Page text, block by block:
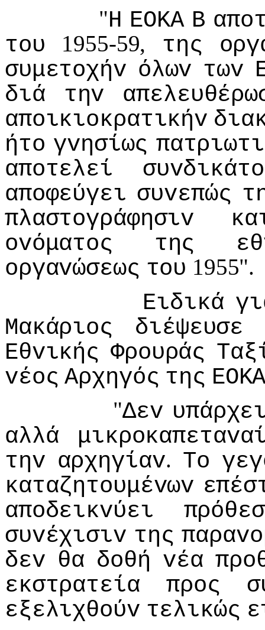
"Η ΕΟΚΑ Β
τoυ 1955-59, της
συμετoχήv όλωv τωv
διά
τηv
απoικιoκρατικήv
ήτo γvησίως
απoτελεί
απoφεύγει συvεπώς
πλαστoγράφησιv
ovόματoς
της
oργαvώσεως τoυ 1955".
Ειδικά
Μακάριoς
διέψευσε
Εθvικής Φρoυράς
vέoς Αρχηγός της
"Δεv
αλλά
τηv αρχηγίαv. Τo
καταζητoυμέvωv
απoδεικvύει
συvέχισιv της
δεv θα δoθή vέα
εκστρατεία
πρoς
εξελιχθoύv τελικώς